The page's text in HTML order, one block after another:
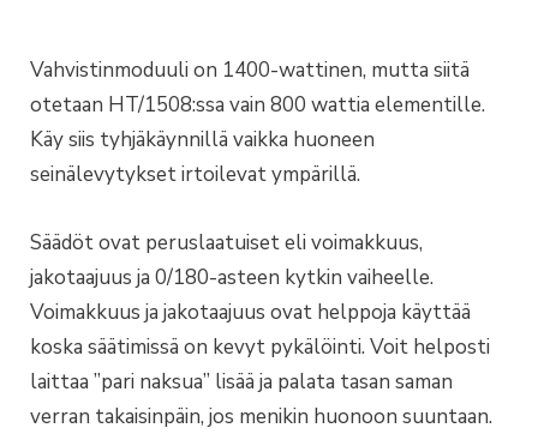
Vahvistinmoduuli on 1400-wattinen, mutta siitä
otetaan HT/1508:ssa vain 800 wattia elementille.
Käy siis tyhjäkäynnillä vaikka huoneen
seinälevytykset irtoilevat ympärillä.
Säädöt ovat peruslaatuiset eli voimakkuus,
jakotaajuus ja 0/180-asteen kytkin vaiheelle.
Voimakkuus ja jakotaajuus ovat helppoja käyttää
koska säätimissä on kevyt pykälöinti. Voit helposti
laittaa ”pari naksua” lisää ja palata tasan saman
verran takaisinpäin, jos menikin huonoon suuntaan.